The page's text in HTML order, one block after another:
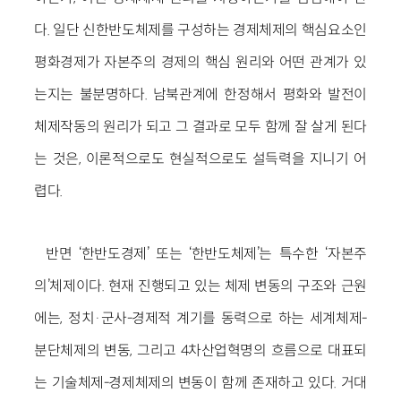
다. 일단 신한반도체제를 구성하는 경제체제의 핵심요소인
평화경제가 자본주의 경제의 핵심 원리와 어떤 관계가 있
는지는 불분명하다. 남북관계에 한정해서 평화와 발전이
체제작동의 원리가 되고 그 결과로 모두 함께 잘 살게 된다
는 것은, 이론적으로도 현실적으로도 설득력을 지니기 어
렵다.
반면 ‘한반도경제’ 또는 ‘한반도체제’는 특수한 ‘자본주
의’체제이다. 현재 진행되고 있는 체제 변동의 구조와 근원
에는, 정치·군사-경제적 계기를 동력으로 하는 세계체제-
분단체제의 변동, 그리고 4차산업혁명의 흐름으로 대표되
는 기술체제-경제체제의 변동이 함께 존재하고 있다. 거대